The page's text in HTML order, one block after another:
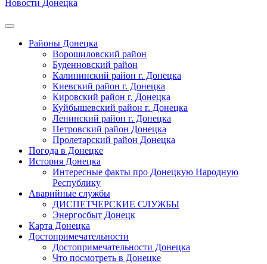
Новости Донецка
Районы Донецка
Ворошиловский район
Буденновский район
Калининский район г. Донецка
Киевский район г. Донецка
Кировский район г. Донецка
Куйбышевский район г. Донецка
Ленинский район г. Донецка
Петровский район Донецка
Пролетарский район Донецка
Погода в Донецке
История Донецка
Интересные факты про Донецкую Народную
Республику
Аварийные службы
ДИСПЕТЧЕРСКИЕ СЛУЖБЫ
Энергосбыт Донецк
Карта Донецка
Достопримечательности
Достопримечательности Донецка
Что посмотреть в Донецке